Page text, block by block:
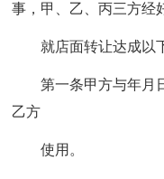
事，甲、乙、丙三方经
就店面转让达成以
第一条甲方与年月
乙方
使用。